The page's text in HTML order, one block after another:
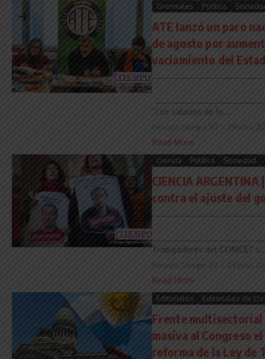
Gremiales Política
ATE lanzó un paro
de agosto por
vaciamiento del
“Los salarios de lo...
Revista Tiempo 30 29 julio,
Read More
Ciencia Política Sociedad
CIENCIA
contra el ajuste del
Trabajadores del CONICET
Revista Tiempo 30 29 julio,
Read More
Editoriales Editoriales de
Frente multisectorial
masiva al Congreso
reforma de la Ley de